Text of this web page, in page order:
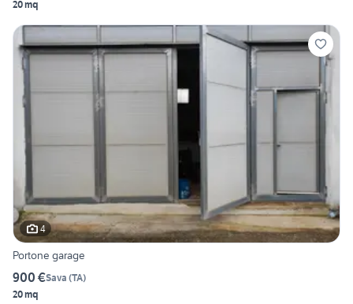
20 mq
4
Portone garage
900 €Sava (TA)
20 mq